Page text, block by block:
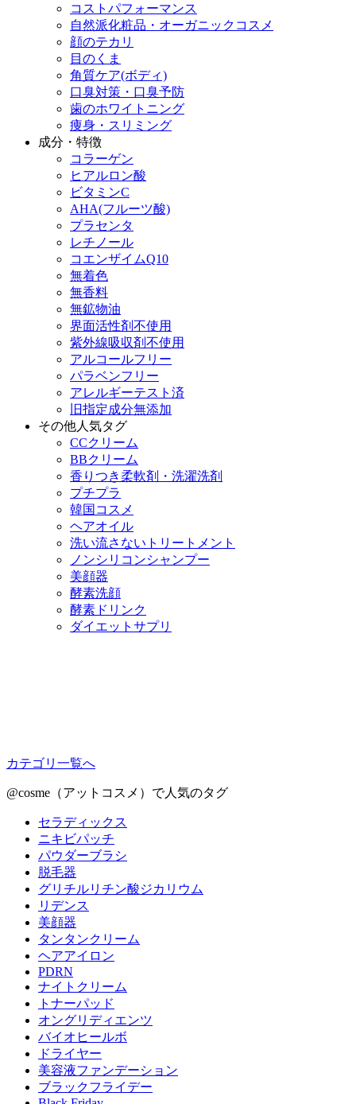
コストパフォーマンス
自然派化粧品・オーガニックコスメ
顔のテカリ
目のくま
角質ケア(ボディ)
口臭対策・口臭予防
歯のホワイトニング
痩身・スリミング
成分・特徴
コラーゲン
ヒアルロン酸
ビタミンC
AHA(フルーツ酸)
プラセンタ
レチノール
コエンザイムQ10
無着色
無香料
無鉱物油
界面活性剤不使用
紫外線吸収剤不使用
アルコールフリー
パラベンフリー
アレルギーテスト済
旧指定成分無添加
その他人気タグ
CCクリーム
BBクリーム
香りつき柔軟剤・洗濯洗剤
プチプラ
韓国コスメ
ヘアオイル
洗い流さないトリートメント
ノンシリコンシャンプー
美顔器
酵素洗顔
酵素ドリンク
ダイエットサプリ
カテゴリ一覧へ
@cosme（アットコスメ）で人気のタグ
セラディックス
ニキビパッチ
パウダーブラシ
脱毛器
グリチルリチン酸ジカリウム
リデンス
美顔器
タンタンクリーム
ヘアアイロン
PDRN
ナイトクリーム
トナーパッド
オングリディエンツ
バイオヒールボ
ドライヤー
美容液ファンデーション
ブラックフライデー